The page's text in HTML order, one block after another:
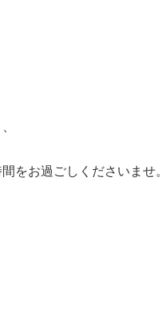
をお過ごしくださいませ